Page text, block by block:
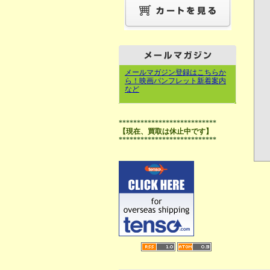
メールマガジン登録はこちらか
ら！映画パンフレット新着案内
など
***************************
【現在、買取は休止中です】
***************************